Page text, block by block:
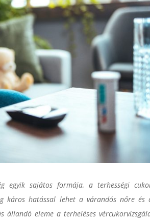
egyik sajátos formája, a terhességi
káros hatással lehet a várandós nőre és
eleme a terheléses